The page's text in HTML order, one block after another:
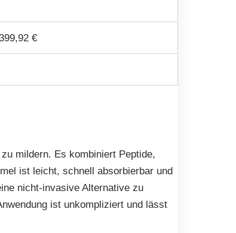
€
mildern. Es kombiniert Peptide,
ist leicht, schnell absorbierbar und
nicht-invasive Alternative zu
ist unkompliziert und lässt